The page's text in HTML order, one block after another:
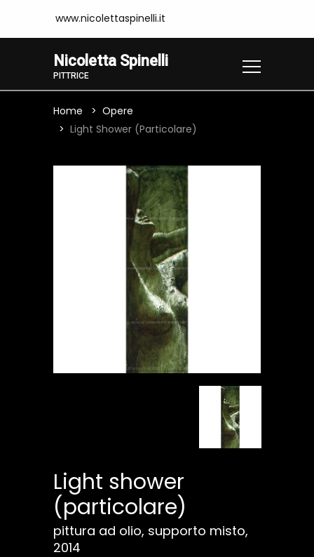
www.nicolettaspinelli.it
Nicoletta Spinelli
PITTRICE
Home
Opere
Light Shower (particolare)
Light shower
(particolare)
pittura ad olio, supporto misto,
2014